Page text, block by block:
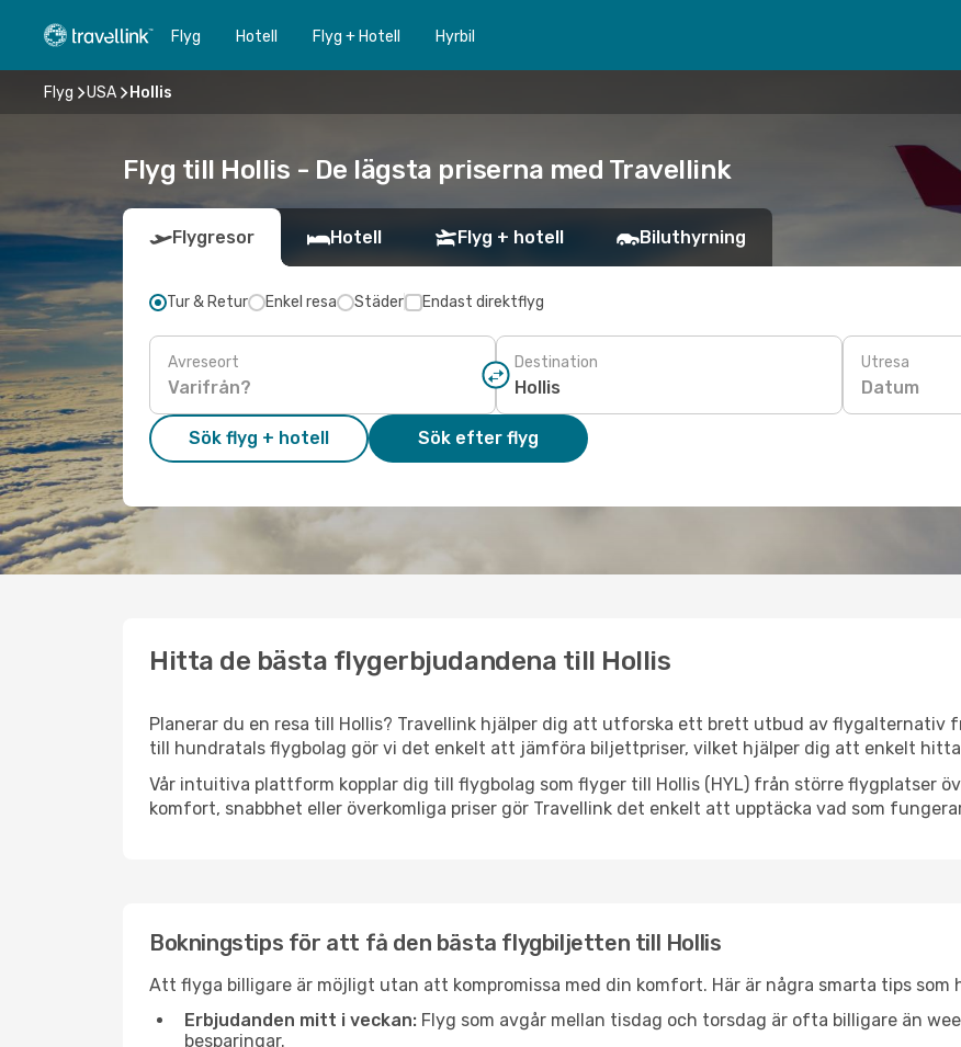
Flyg Hotell Flyg + Hotell Hyrbil
Flyg USA Hollis
Flyg till Hollis - De lägsta priserna med Travellink
Flygresor Hotell Flyg + hotell Biluthyrning
Tur & Retur Enkel resa Städer Endast direktflyg
Avreseort Destination Utresa
Datum
Sök flyg + hotell Sök efter flyg
Hitta de bästa flygerbjudandena till Hollis
Planerar du en resa till Hollis? Travellink hjälper dig att utforska ett brett utbud av flygalternativ
till hundratals flygbolag gör vi det enkelt att jämföra biljettpriser, vilket hjälper dig att enkelt hitta
Vår intuitiva plattform kopplar dig till flygbolag som flyger till Hollis (HYL) från större flygplatser
komfort, snabbhet eller överkomliga priser gör Travellink det enkelt att upptäcka vad som
Bokningstips för att få den bästa flygbiljetten till Hollis
Att flyga billigare är möjligt utan att kompromissa med din komfort. Här är några smarta tips
Erbjudanden mitt i veckan: Flyg som avgår mellan tisdag och torsdag är ofta billigare än
besparingar.